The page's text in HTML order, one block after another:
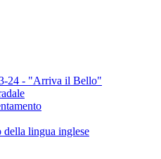
24 - "Arriva il Bello"
della lingua inglese